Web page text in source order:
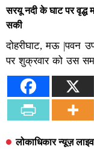
सरयू नदी के घाट पर वृद्ध
सकी
दोहरीघाट, मऊ |पवन
पर शुक्रवार को उस
लोकाधिकार न्यूज़ लाइव